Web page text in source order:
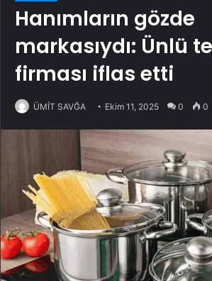
Hanımların gözde
markasıydı: Ünlü
firması iflas etti
ÜMİT SAVĞA Ekim 11, 2025 0 0